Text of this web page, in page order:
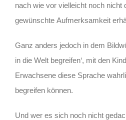
nach wie vor vielleicht noch nicht
gewünschte Aufmerksamkeit
Ganz anders jedoch in dem
in die Welt begreifen‘, mit den
Erwachsene diese Sprache
begreifen können.
Und wer es sich noch nicht